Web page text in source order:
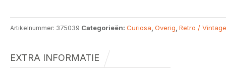
Artikelnummer: 375039 Categorieën: Curiosa Overig Retro / Vintage
EXTRA INFORMATIE